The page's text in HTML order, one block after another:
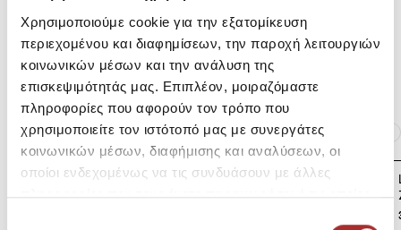
Χρησιμοποιούμε cookie για την εξατομίκευση
περιεχομένου και διαφημίσεων, την παροχή λειτουργιών
κοινωνικών μέσων και την ανάλυση της
επισκεψιμότητάς μας. Επιπλέον, μοιραζόμαστε
πληροφορίες που αφορούν τον τρόπο που
χρησιμοποιείτε τον ιστότοπό μας με συνεργάτες
κοινωνικών μέσων, διαφήμισης και αναλύσεων, οι
οποίοι ενδεχομένως να τις συνδυάσουν με άλλες
πληροφορίες που τους έχετε παραχωρήσει ή τις οποίες
Αποστολές Προϊόντων
Επιστροφές Προϊόντων
Ίδια κατηγορία Ίδιο Brand
LAPIN HOUSE Βρεφική
Ζακέτα Πλεκτή